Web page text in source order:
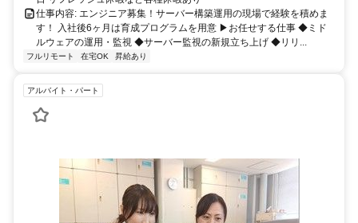
仕事内容: エンジニア募集！サーバー構築運用の現場で経験を積めま
す！ 入社後6ヶ月は育成プログラムを用意 ▶お任せする仕事 ◆ミド
ルウェアの運用・監視 ◆サーバー監視の新規立ち上げ ◆リリ...
フルリモート 在宅OK 昇給あり
アルバイト・パート